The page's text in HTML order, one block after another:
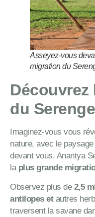
Asseyez-vous
migration du
Découvrez
du
Imaginez-vous vous
nature, avec le
devant vous. Anantya
la plus grande
Observez plus de 2,5
antilopes etautres
traversent la savane